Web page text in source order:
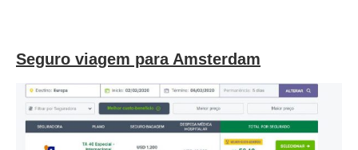
Seguro viagem para Amsterdam